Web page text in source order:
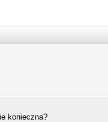
konieczna?